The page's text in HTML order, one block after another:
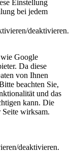
Einstellung
bei jedem
deaktivieren.
Google
Da diese
von Ihnen
beachten Sie,
und das
kann. Die
Seite wirksam.
deaktivieren.